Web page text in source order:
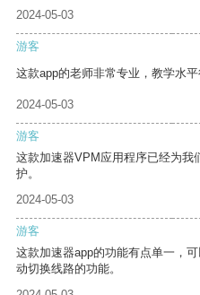
2024-05-03
游客
这款app的老师非常专业，教学水
2024-05-03
游客
这款加速器VPM应用程序已经为我
护。
2024-05-03
游客
这款加速器app的功能有点单一，
动切换线路的功能。